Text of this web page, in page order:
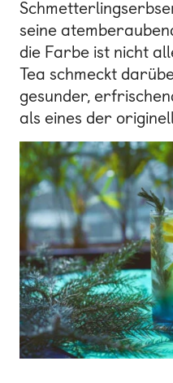
seine
die Farbe ist nicht
Tea schmeckt
gesunder,
als eines der